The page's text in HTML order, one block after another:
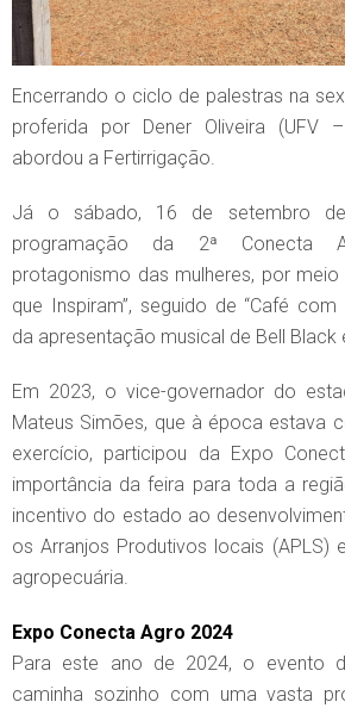
Encerrando o ciclo de palestras na
proferida por Dener Oliveira (UFV
abordou a Fertirrigação.
Já o sábado, 16 de setembro
programação da 2ª Conecta
protagonismo das mulheres, por meio
que Inspiram”, seguido de “Café com
da apresentação musical de Bell Black
Em 2023, o vice-governador do
Mateus Simões, que à época estava
exercício, participou da Expo
importância da feira para toda a
incentivo do estado ao
os Arranjos Produtivos locais (APLS)
agropecuária.
Expo Conecta Agro 2024
Para este ano de 2024, o evento
caminha sozinho com uma vasta